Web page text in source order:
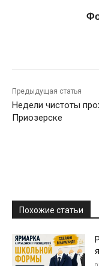
Предыдущая статья
Недели чистоты
Приозерске
Похожие статьи